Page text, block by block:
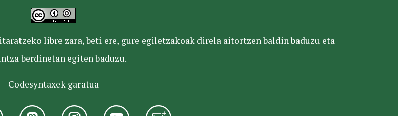
libre zara, beti ere, gure egiletzakoak direla aitortzen baldin baduzu eta
berdinetan egiten baduzu.
Codesyntaxek garatua